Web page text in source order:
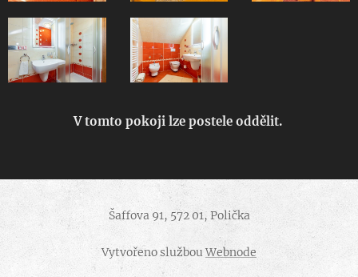
V tomto pokoji lze postele oddělit.
Šaffova 91, 572 01, Polička
Vytvořeno službouWebnode